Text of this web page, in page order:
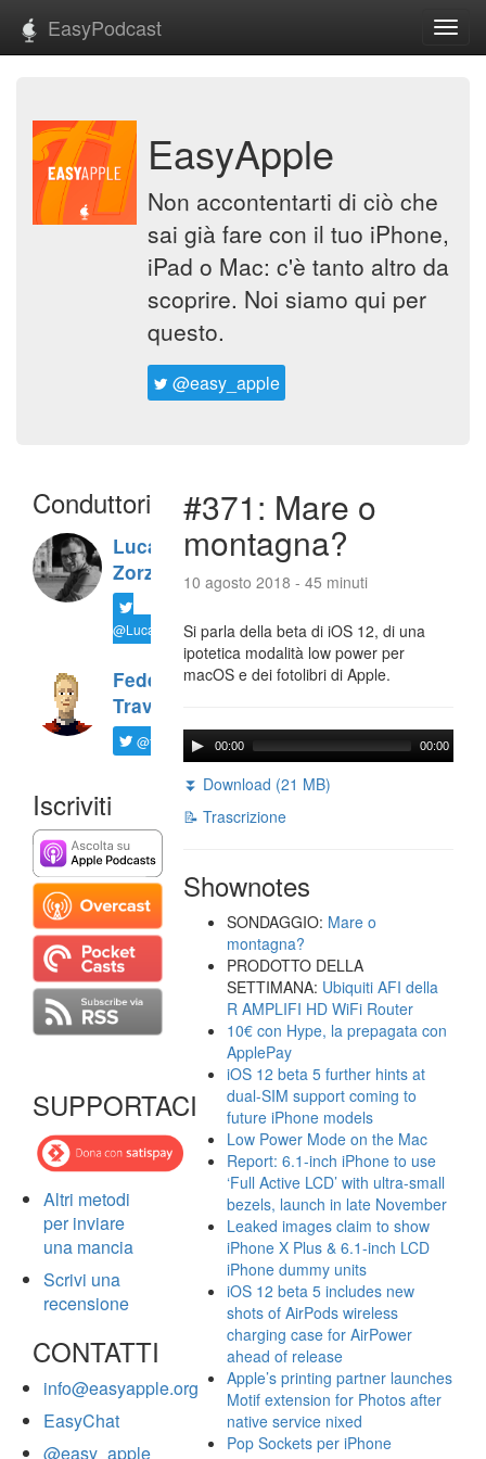
EasyPodcast
EasyApple
Non accontentarti di ciò che
sai già fare con il tuo iPhone,
iPad o Mac: c'è tanto altro da
scoprire. Noi siamo qui per
questo.
@easy_apple
Conduttori
Luca
Zorzi
@LucaTNT
Federico
Travaini
@ftrava
Iscriviti
SUPPORTACI
Altri metodi
per inviare
una mancia
Scrivi una
recensione
CONTATTI
info@easyapple.org
EasyChat
@easy_apple
#371: Mare o
montagna?
10 agosto 2018 - 45 minuti
Si parla della beta di iOS 12, di una
ipotetica modalità low power per
macOS e dei fotolibri di Apple.
00:00 00:00
⏬ Download (21 MB)
📝 Trascrizione
Shownotes
SONDAGGIO: Mare o
montagna?
PRODOTTO DELLA
SETTIMANA: Ubiquiti AFI della
R AMPLIFI HD WiFi Router
10€ con Hype, la prepagata con
ApplePay
iOS 12 beta 5 further hints at
dual-SIM support coming to
future iPhone models
Low Power Mode on the Mac
Report: 6.1-inch iPhone to use
‘Full Active LCD’ with ultra-small
bezels, launch in late November
Leaked images claim to show
iPhone X Plus & 6.1-inch LCD
iPhone dummy units
iOS 12 beta 5 includes new
shots of AirPods wireless
charging case for AirPower
ahead of release
Apple’s printing partner launches
Motif extension for Photos after
native service nixed
Pop Sockets per iPhone